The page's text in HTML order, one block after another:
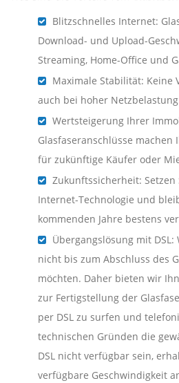
Blitzschnelles Internet:
Download- und Upload-
Streaming, Home-Office und
Maximale Stabilität: Keine
auch bei hoher
Wertsteigerung Ihrer
Glasfaseranschlüsse
für zukünftige Käufer oder
Zukunftssicherheit:
Internet-Technologie und
kommenden Jahre bestens
Übergangslösung mit DSL:
nicht bis zum Abschluss des
möchten. Daher bieten wir
zur Fertigstellung der
per DSL zu surfen und
technischen Gründen die
DSL nicht verfügbar sein,
verfügbare Geschwindigkeit